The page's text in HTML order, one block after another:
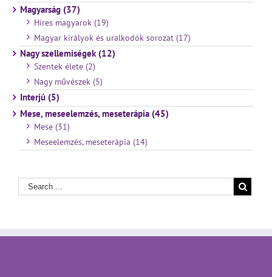
Magyarság (37)
Híres magyarok (19)
Magyar királyok és uralkodók sorozat (17)
Nagy szellemiségek (12)
Szentek élete (2)
Nagy művészek (5)
Interjú (5)
Mese, meseelemzés, meseterápia (45)
Mese (31)
Meseelemzés, meseterápia (14)